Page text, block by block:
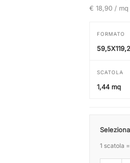
€ 18,90 /
FORMATO
59,5X119,2
SCATOLA
1,44 mq
1 scatola